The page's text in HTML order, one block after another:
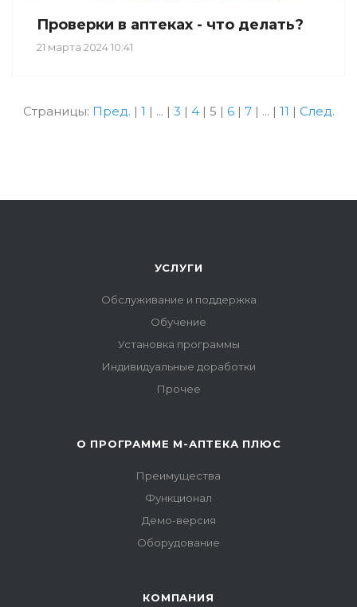
Проверки в аптеках - что делать?
21 марта 2024 10:41
Страницы: Пред. | 1 | ... | 3 | 4 | 5 | 6 | 7 | ... | 11 | След.
УСЛУГИ
Обслуживание и поддержка
Обучение
Установка программы
Индивидуальные доработки
Прочее
О ПРОГРАММЕ М-АПТЕКА ПЛЮС
Преимущества
Функционал
Демо-версия
Оборудование
КОМПАНИЯ